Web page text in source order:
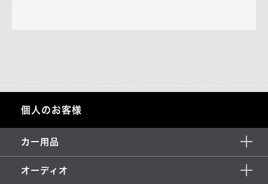
個人のお客様
カー用品
オーディオ